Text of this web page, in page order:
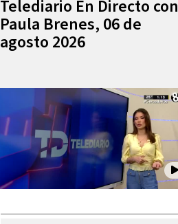
Telediario En Directo con
Paula Brenes, 06 de
agosto 2026